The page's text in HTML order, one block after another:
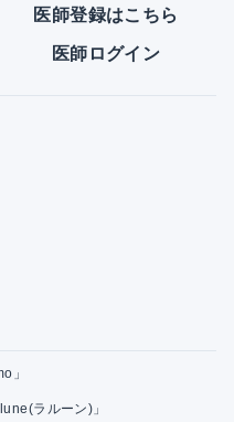
医師登録はこちら
医師ログイン
」
ラルーン)」